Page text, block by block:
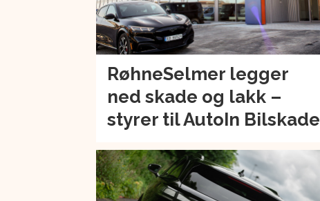
RøhneSelmer legger
ned skade og lakk –
styrer til AutoIn Bilskade